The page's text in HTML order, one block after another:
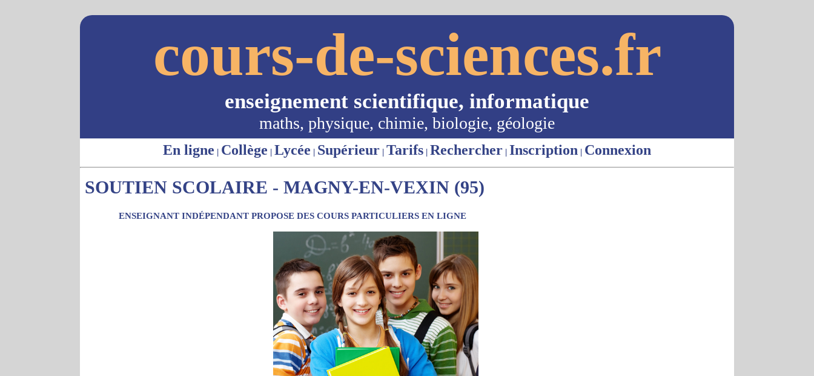
cours-de-sciences.fr
enseignement scientifique, informatique
maths, physique, chimie, biologie, géologie
En ligne | Collège | Lycée | Supérieur | Tarifs | Rechercher | Inscription | Connexion
SOUTIEN SCOLAIRE - MAGNY-EN-VEXIN (95)
ENSEIGNANT INDÉPENDANT PROPOSE DES COURS PARTICULIERS EN LIGNE